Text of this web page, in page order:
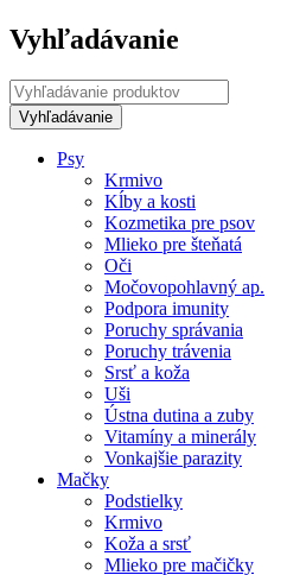
Vyhľadávanie
Psy
Krmivo
Kĺby a kosti
Kozmetika pre psov
Mlieko pre šteňatá
Oči
Močovopohlavný ap.
Podpora imunity
Poruchy správania
Poruchy trávenia
Srsť a koža
Uši
Ústna dutina a zuby
Vitamíny a minerály
Vonkajšie parazity
Mačky
Podstielky
Krmivo
Koža a srsť
Mlieko pre mačičky